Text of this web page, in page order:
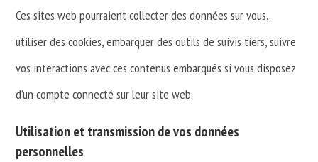
Ces sites web pourraient collecter des données sur vous,
utiliser des cookies, embarquer des outils de suivis tiers, suivre
vos interactions avec ces contenus embarqués si vous disposez
d’un compte connecté sur leur site web.
Utilisation et transmission de vos données
personnelles